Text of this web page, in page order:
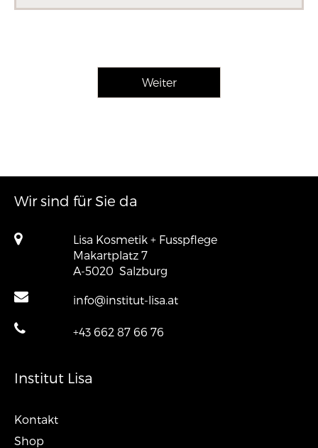
Wir sind für Sie da
Lisa Kosmetik + Fusspflege
Makartplatz 7
A-5020 Salzburg
info@institut-lisa.at
+43 662 87 66 76
Institut Lisa
Kontakt
Shop